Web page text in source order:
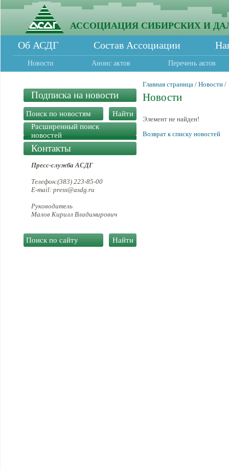
АССОЦИАЦИЯ СИБИРСКИХ И
Об АСДГ Состав Ассоциации
Новости Анонс актов Перечень актов
Подписка на новости
Расширенный поиск
новостей
Контакты
Пресс-служба АСДГ
Телефон:(383) 223-85-00
E-mail: press@asdg.ru
Руководитель
Малов Кирилл Владимирович
Главная страница / Новости /
Новости
Элемент не найден!
Возврат к списку новостей